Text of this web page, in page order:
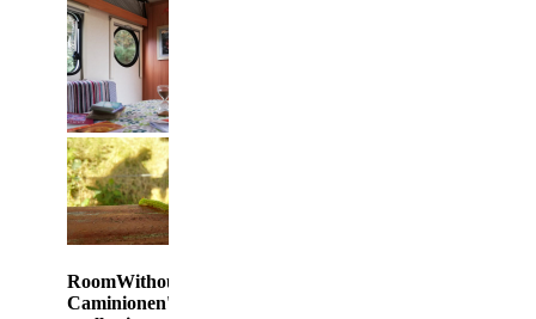
RoomWithoutRoof i
Caminionen'en